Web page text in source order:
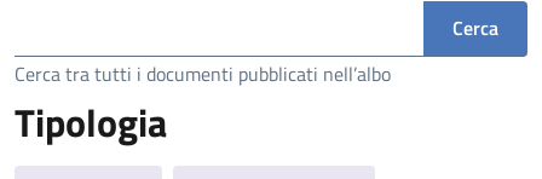
Cerca tra tutti i documenti pubblicati nell’albo
Tipologia